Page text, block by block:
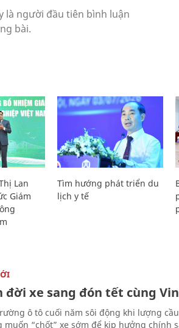
Lan
Giám
Tìm hướng phát triển du
lịch y tế
đời xe sang đón tết cùng
ô tô cuối năm sôi động khi lượng
muốn “chốt” xe sớm để kịp hưởng chính